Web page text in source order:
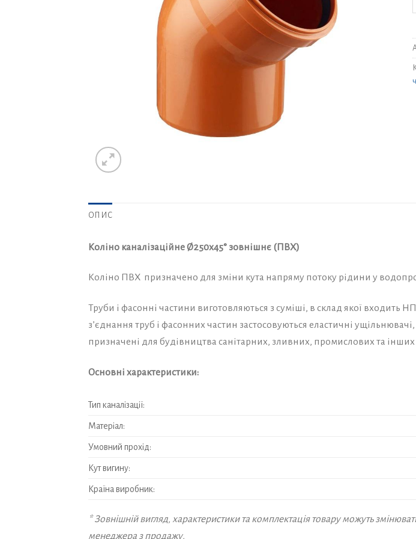
ОПИС
Коліно каналізаційне Ø250х45° зовнішнє (ПВХ)
Коліно ПВХ призначено для зміни кута напряму потоку рідини у
Труби і фасонні частини виготовляються з суміші, в склад якої входить
з’єднання труб і фасонних частин застосовуються еластичні
призначені для будівництва санітарних, зливних, промислових та інших
Основні характеристики:
Тип каналізації:
Матеріал:
Умовний прохід:
Кут вигину:
Країна виробник:
* Зовнішній вигляд, характеристики та комплектація товару можуть
менеджера з продажу.